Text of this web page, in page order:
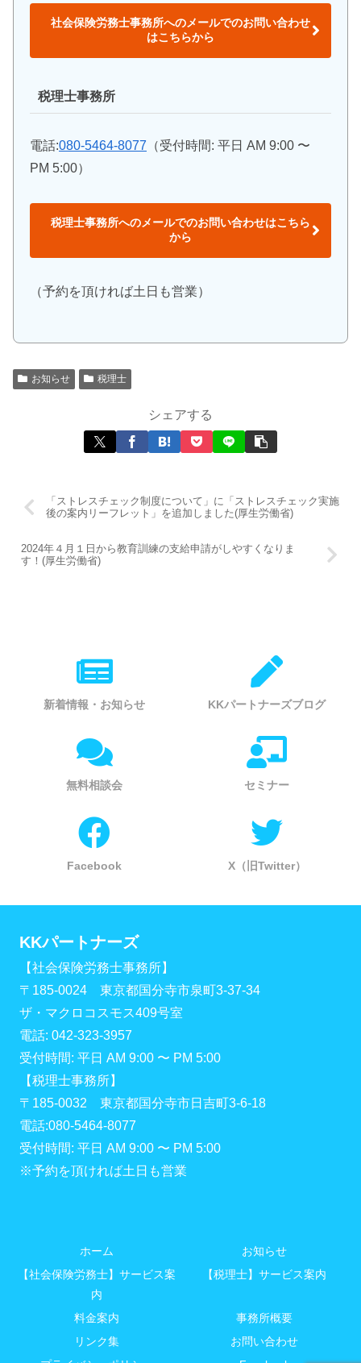
社会保険労務士事務所へのメールでのお問い合わせ
はこちらから
税理士事務所
電話:080-5464-8077 （受付時間: 平日 AM 9:00 〜
PM 5:00）
税理士事務所へのメールでのお問い合わせはこちら
から
（予約を頂ければ土日も営業）
お知らせ 税理士
シェアする
「ストレスチェック制度について」に「ストレスチェック実施
後の案内リーフレット」を追加しました(厚生労働省)
2024年４月１日から教育訓練の支給申請がしやすくなりま
す！(厚生労働省)
新着情報・お知らせ KKパートナーズブログ
無料相談会 セミナー
Facebook X（旧Twitter）
KKパートナーズ
【社会保険労務士事務所】
〒185-0024 東京都国分寺市泉町3-37-34
ザ・マクロコスモス409号室
電話: 042-323-3957
受付時間: 平日 AM 9:00 〜 PM 5:00
【税理士事務所】
〒185-0032 東京都国分寺市日吉町3-6-18
電話:080-5464-8077
受付時間: 平日 AM 9:00 〜 PM 5:00
※予約を頂ければ土日も営業
ホーム
お知らせ
【社会保険労務士】サービス案
内
【税理士】サービス案内
料金案内
事務所概要
リンク集
お問い合わせ